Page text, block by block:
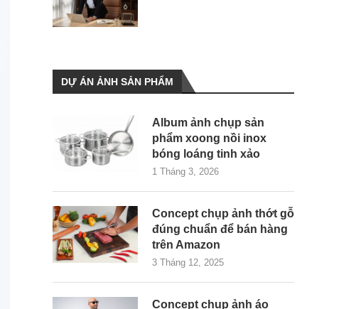
DỰ ÁN ẢNH SẢN PHẨM
Album ảnh chụp sản
phẩm xoong nồi inox
bóng loáng tinh xảo
1 Tháng 3, 2026
Concept chụp ảnh thớt gỗ
đúng chuẩn để bán hàng
trên Amazon
3 Tháng 12, 2025
Concept chụp ảnh áo